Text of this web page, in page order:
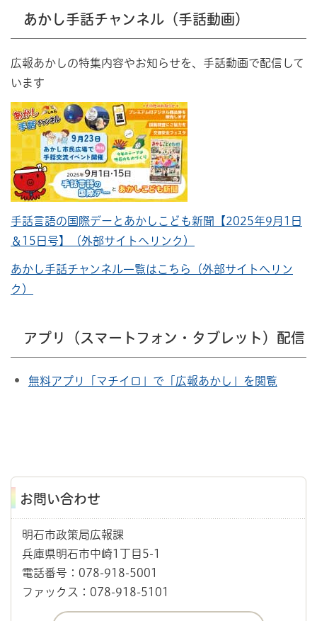
あかし手話チャンネル（手話動画）
広報あかしの特集内容やお知らせを、手話動画で配信して
います
手話言語の国際デーとあかしこども新聞【2025年9月1日
＆15日号】（外部サイトへリンク）
あかし手話チャンネル一覧はこちら（外部サイトへリン
ク）
アプリ（スマートフォン・タブレット）配信
無料アプリ「マチイロ」で「広報あかし」を閲覧
お問い合わせ
明石市政策局広報課
兵庫県明石市中崎1丁目5-1
電話番号：078-918-5001
ファックス：078-918-5101